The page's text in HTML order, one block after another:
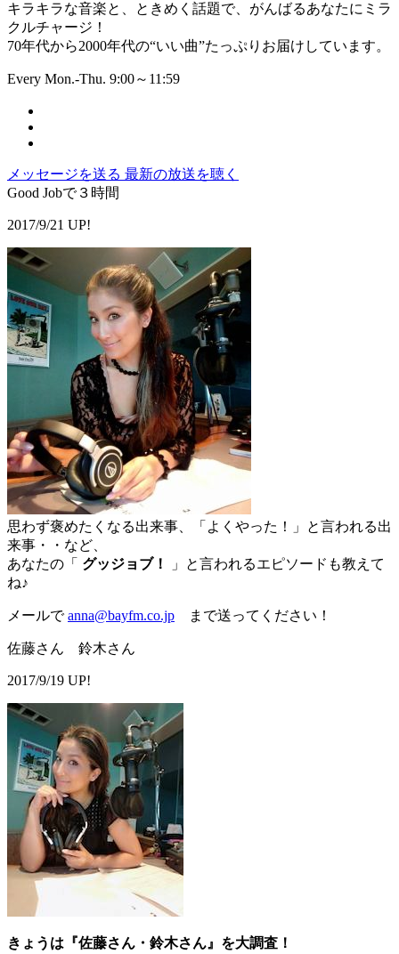
キラキラな音楽と、ときめく話題で、がんばるあなたにミラ
クルチャージ！
70年代から2000年代の“いい曲”たっぷりお届けしています。
Every Mon.-Thu. 9:00～11:59
メッセージを送る 最新の放送を聴く
Good Jobで３時間
2017/9/21 UP!
思わず褒めたくなる出来事、「よくやった！」と言われる出
来事・・など、
あなたの「 グッジョブ！
」と言われるエピソードも教えて
ね♪
メールでanna@bayfm.co.jp まで送ってください！
佐藤さん 鈴木さん
2017/9/19 UP!
きょうは 『佐藤さん・鈴木さん』を大調査！